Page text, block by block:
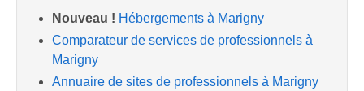
Nouveau ! Hébergements à Marigny
Comparateur de services de professionnels à
Marigny
Annuaire de sites de professionnels à Marigny